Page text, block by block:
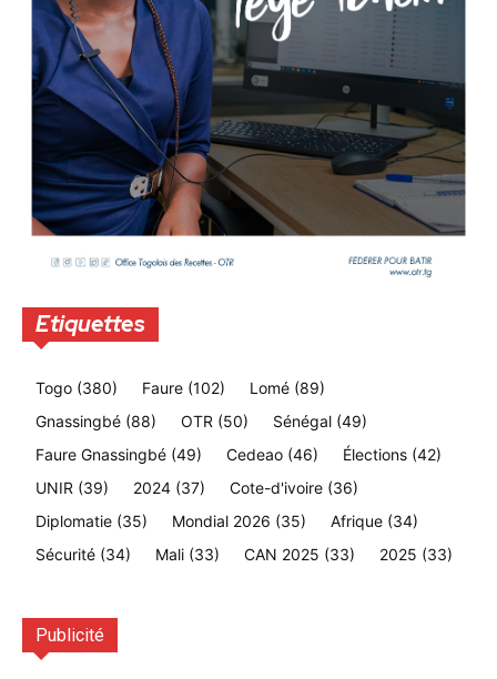
Etiquettes
Togo (380) Faure (102) Lomé (89)
Gnassingbé (88) OTR (50) Sénégal (49)
Faure Gnassingbé (49) Cedeao (46) Élections (42)
UNIR (39) 2024 (37) Cote-d'ivoire (36)
Diplomatie (35) Mondial 2026 (35) Afrique (34)
Sécurité (34) Mali (33) CAN 2025 (33) 2025 (33)
Publicité